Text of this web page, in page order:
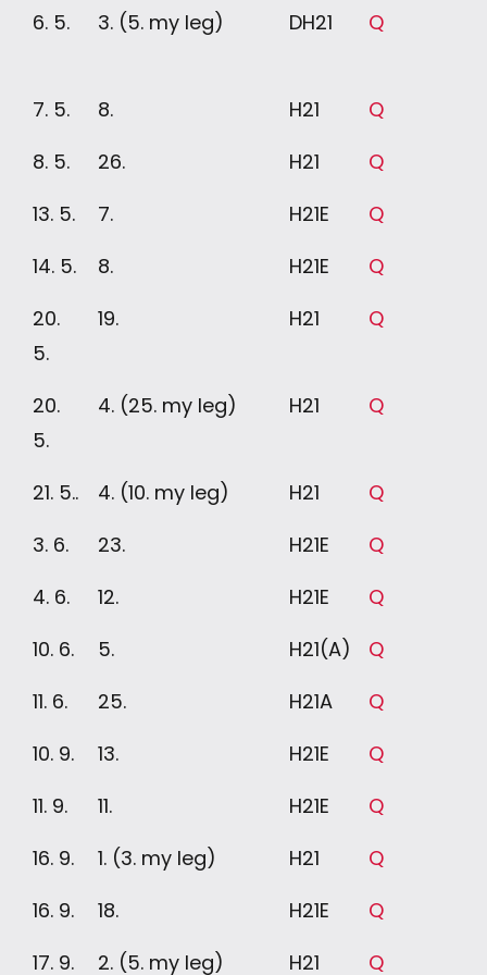
6. 5. 3. (5. my leg) DH21 Q
7. 5. 8. H21
Q
8. 5.
26. H21
Q
13. 5.
7. H21E
Q
14. 5.
8. H21E
Q
20.
5.
19. H21 Q
20.
5.
4. (25. my leg) H21 Q
21. 5.. 4. (10. my leg) H21
Q
3. 6.
23. H21E
Q
4. 6.
12. H21E
Q
10. 6.
5. H21(A)
Q
11. 6.
25. H21A
Q
10. 9.
13. H21E
Q
11. 9.
11. H21E
Q
16. 9.
1. (3. my leg) H21
Q
16. 9.
18. H21E
Q
17. 9.
2. (5. my leg) H21 Q